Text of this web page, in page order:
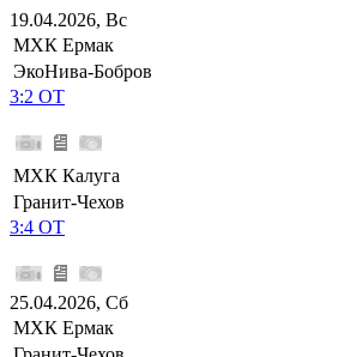
19.04.2026, Вс
МХК Ермак
ЭкоНива-Бобров
3:2 ОТ
МХК Калуга
Гранит-Чехов
3:4 ОТ
25.04.2026, Сб
МХК Ермак